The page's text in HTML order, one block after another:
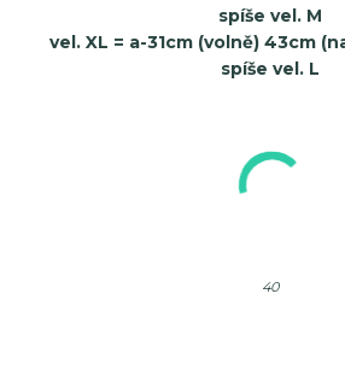
spíše vel. M
vel. XL = a-31cm (volně) 43cm
spíše vel. L
40